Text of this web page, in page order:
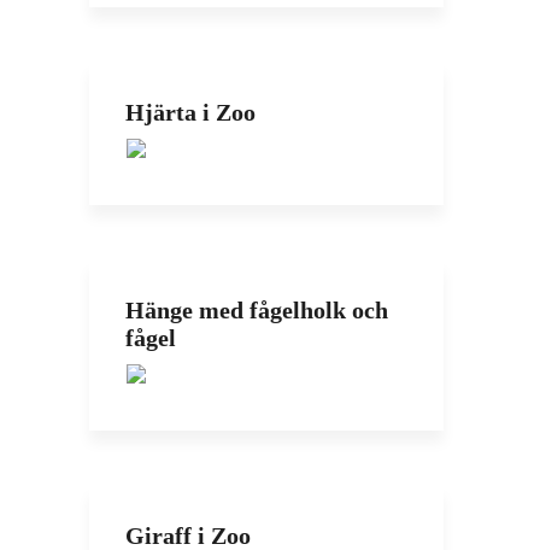
Hjärta i Zoo
Hänge med fågelholk och
fågel
Giraff i Zoo